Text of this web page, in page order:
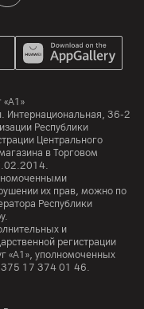
«А1»
Интернациональная, 36-2
Республики
Центрального
в Торговом
их прав, можно по
Республики
и
регистрации
«А1», уполномоченных
17 374 01 46.